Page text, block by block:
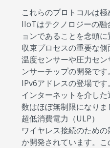
これらのプロトコルは極
IIoTはテクノロジーの融
ョンであることを念頭に
収束プロセスの重要な側
温度センサーや圧力セ
ンサーチップの開発です
IPv6アドレスの登場です
インターネットを介し
数はほぼ無制限になりま
超低消費電力（ULP）
ワイヤレス接続のため
か開発されています。こ